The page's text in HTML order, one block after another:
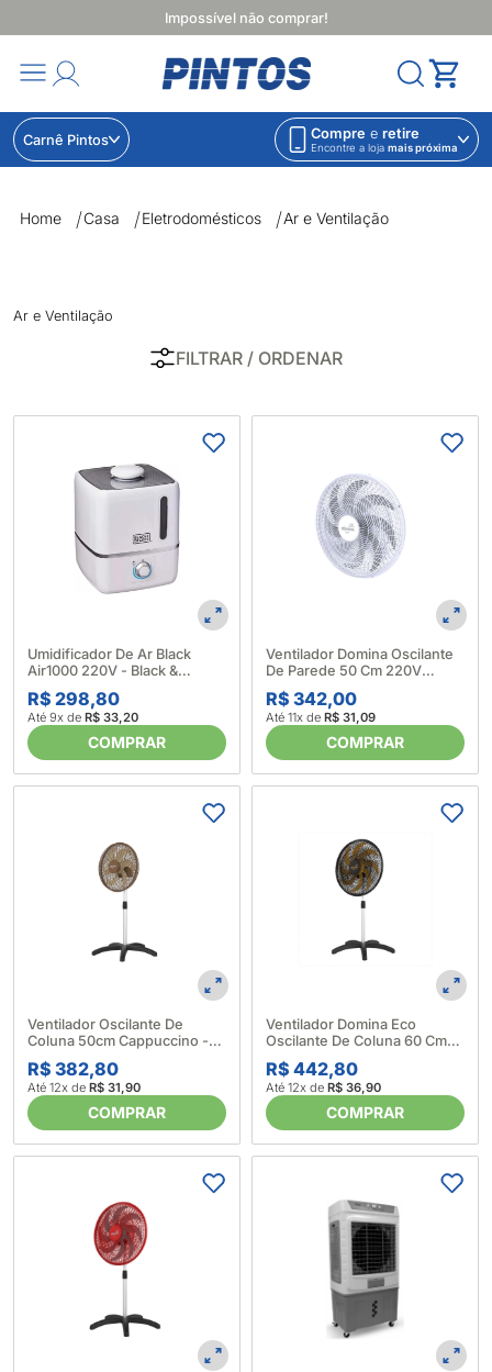
Impossível não comprar!
Carnê Pintos Compre e retire
Encontre a loja mais próxima
Home
Casa Eletrodomésticos Ar e Ventilação
Ar e Ventilação
FILTRAR / ORDENAR
Umidificador De Ar Black
Air1000 220V - Black &
Decker (601452)
R$ 298,80
Até 9x de R$ 33,20
COMPRAR
Ventilador Domina Oscilante
De Parede 50 Cm 220V
Branco 641598
R$ 342,00
Até 11x de R$ 31,09
COMPRAR
Ventilador Oscilante De
Coluna 50cm Cappuccino -
Dômina (641607)
R$ 382,80
Até 12x de R$ 31,90
COMPRAR
Ventilador Domina Eco
Oscilante De Coluna 60 Cm
220V Dark 641613
R$ 442,80
Até 12x de R$ 36,90
COMPRAR